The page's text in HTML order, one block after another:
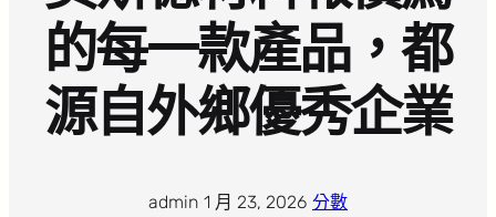
的每一款產品，都
源自外鄉優秀企業
admin 1 月 23, 2026 分數